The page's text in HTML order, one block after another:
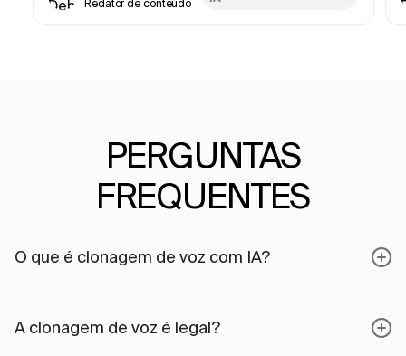
Redator de conteúdo
PERGUNTAS
FREQUENTES
O que é clonagem de voz com IA?
A clonagem de voz é legal?